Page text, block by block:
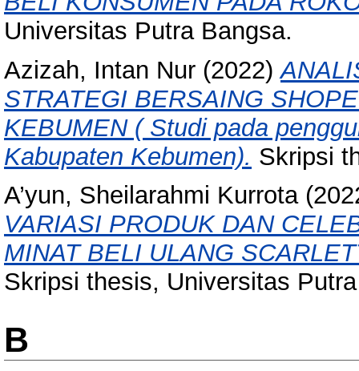
Universitas Putra Bangsa.
Azizah, Intan Nur (2022)
STRATEGI BERSAING
KEBUMEN ( Studi pada
Kabupaten Kebumen). Skripsi
A’yun, Sheilarahmi Kurrota
VARIASI PRODUK DAN
MINAT BELI ULANG
Skripsi thesis, Universitas
B